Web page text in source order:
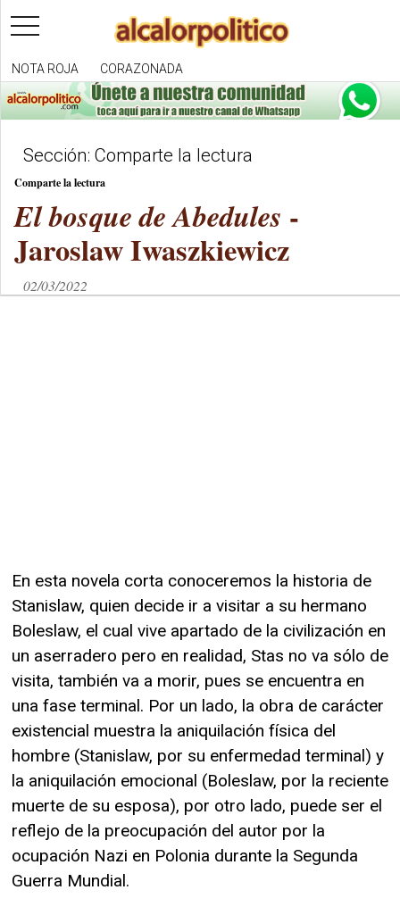
toggle
navigation
NOTA ROJA CORAZONADA
Sección: Comparte la lectura
Comparte la lectura
El bosque de Abedules -
Jaroslaw Iwaszkiewicz
02/03/2022
En esta novela corta conoceremos la historia de
Stanislaw, quien decide ir a visitar a su hermano
Boleslaw, el cual vive apartado de la civilización en
un aserradero pero en realidad, Stas no va sólo de
visita, también va a morir, pues se encuentra en
una fase terminal. Por un lado, la obra de carácter
existencial muestra la aniquilación física del
hombre (Stanislaw, por su enfermedad terminal) y
la aniquilación emocional (Boleslaw, por la reciente
muerte de su esposa), por otro lado, puede ser el
reflejo de la preocupación del autor por la
ocupación Nazi en Polonia durante la Segunda
Guerra Mundial.